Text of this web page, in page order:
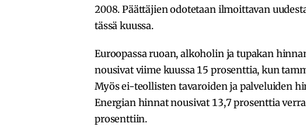
2008. Päättäjien odotetaan ilmoittavan
tässä kuussa.
Euroopassa ruoan, alkoholin ja tupakan
nousivat viime kuussa 15 prosenttia, kun
Myös ei-teollisten tavaroiden ja palveluiden
Energian hinnat nousivat 13,7 prosenttia
prosenttiin.